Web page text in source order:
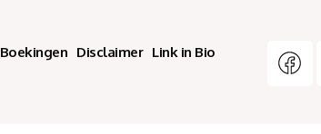
Boekingen Disclaimer Link in Bio